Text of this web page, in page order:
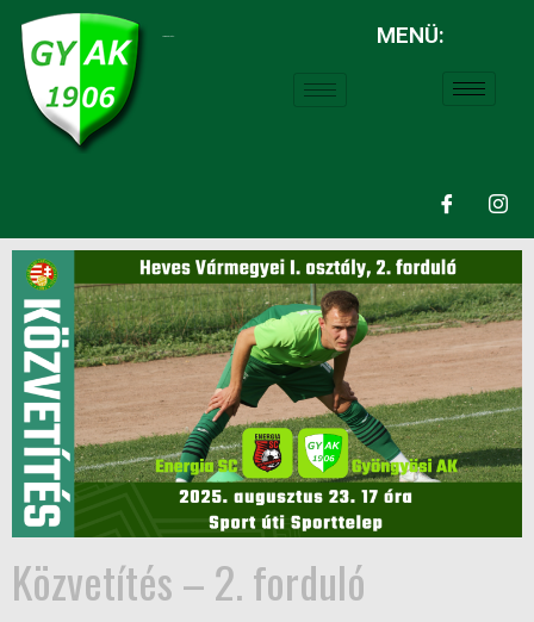
MENÜ:
Közvetítés – 2. forduló